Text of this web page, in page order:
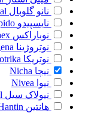
نانو گلوبال
نایسپیدو
نوباراکس
نوتروژینا
نوتریکا
نیچا Nicha
نیوا Nivea
نیولاک سیل
هانتین